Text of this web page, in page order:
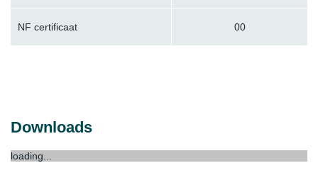
NF certificaat 00
Downloads
loading...